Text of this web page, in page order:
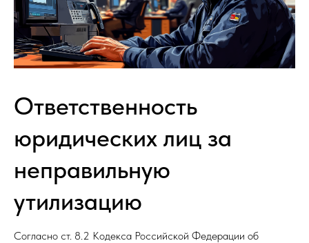
Ответственность
юридических лиц за
неправильную
утилизацию
Согласно ст. 8.2 Кодекса Российской Федерации об